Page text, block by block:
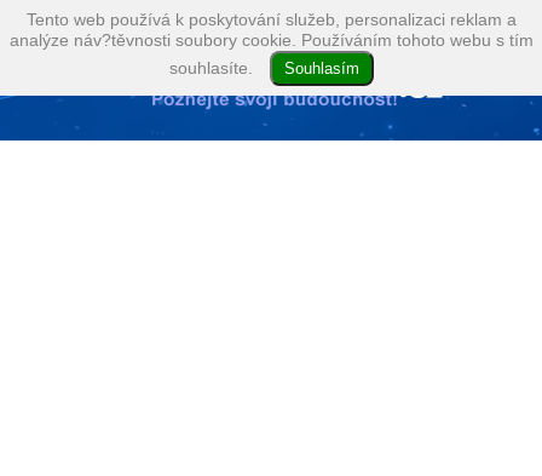
Tento web používá k poskytování služeb, personalizaci reklam a
analýze náv?těvnosti soubory cookie. Používáním tohoto webu s tím
souhlasíte.